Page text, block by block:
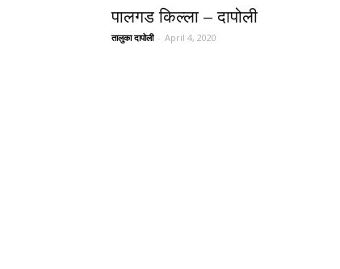
पालगड किल्ला – दापोली
तालुका दापोली - April 4, 2020